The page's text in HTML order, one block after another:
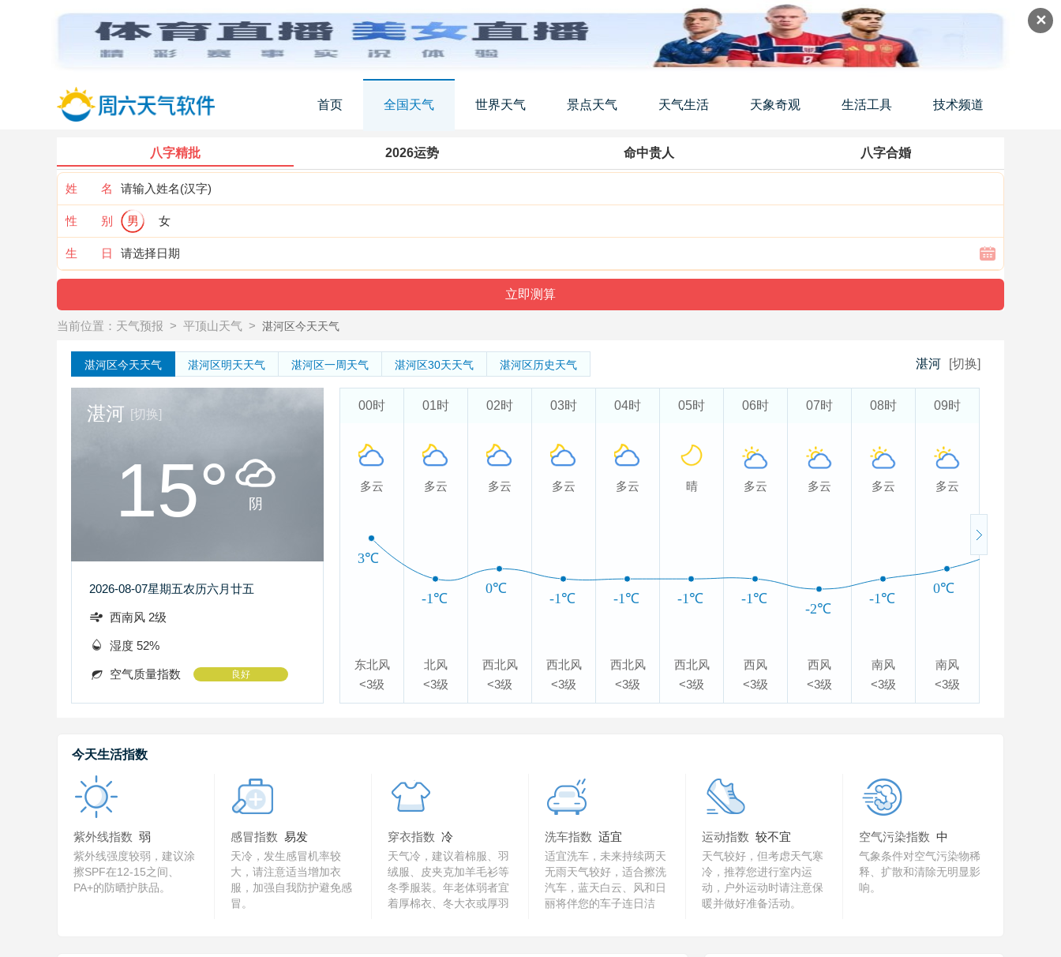
✕
首页 全国天气 世界天气 景点天气 天气生活 天象奇观 生活工具 技术频道
八字精批 2026运势 命中贵人 八字合婚
姓 名
性 别 男 女
生 日
当前位置： 天气预报 > 平顶山天气 > 湛河区今天天气
湛河区今天天气 湛河区明天天气 湛河区一周天气 湛河区30天天气 湛河区历史天气 湛河 [切换]
湛河 [切换]
15° 阴
2026-08-07星期五农历六月廿五
西南风 2级
湿度 52%
空气质量指数 良好
00时
多云
东北风
<3级
01时
多云
北风
<3级
02时
多云
西北风
<3级
03时
多云
西北风
<3级
04时
多云
西北风
<3级
05时
晴
西北风
<3级
06时
多云
西风
<3级
07时
多云
西风
<3级
08时
多云
南风
<3级
09时
多云
南风
<3级
3℃
-1℃
0℃
-1℃ -1℃ -1℃ -1℃
-2℃
-1℃
0℃
今天生活指数
紫外线指数 弱
紫外线强度较弱，建议涂
擦SPF在12-15之间、
PA+的防晒护肤品。
感冒指数 易发
天冷，发生感冒机率较
大，请注意适当增加衣
服，加强自我防护避免感
冒。
穿衣指数 冷
天气冷，建议着棉服、羽
绒服、皮夹克加羊毛衫等
冬季服装。年老体弱者宜
着厚棉衣、冬大衣或厚羽
洗车指数 适宜
适宜洗车，未来持续两天
无雨天气较好，适合擦洗
汽车，蓝天白云、风和日
丽将伴您的车子连日洁
运动指数 较不宜
天气较好，但考虑天气寒
冷，推荐您进行室内运
动，户外运动时请注意保
暖并做好准备活动。
空气污染指数 中
气象条件对空气污染物稀
释、扩散和清除无明显影
响。